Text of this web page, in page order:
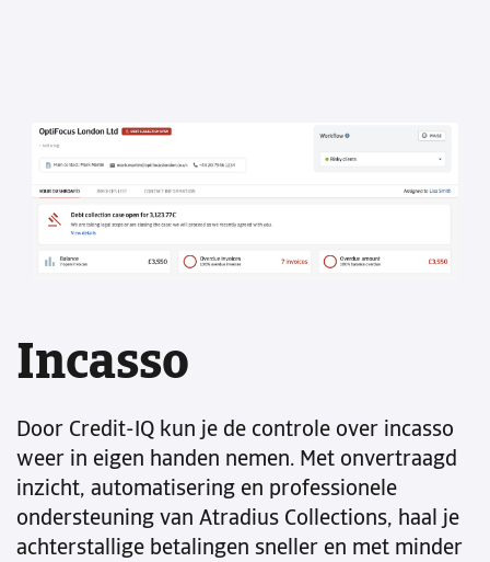
Incasso
Door Credit-IQ kun je de controle over incasso
weer in eigen handen nemen. Met onvertraagd
inzicht, automatisering en professionele
ondersteuning van Atradius Collections, haal je
achterstallige betalingen sneller en met minder